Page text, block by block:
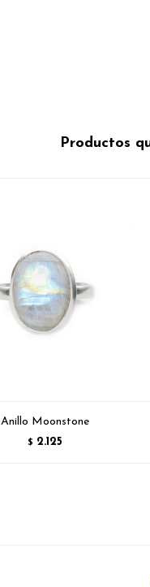
Productos
Anillo Moonstone
$ 2.125